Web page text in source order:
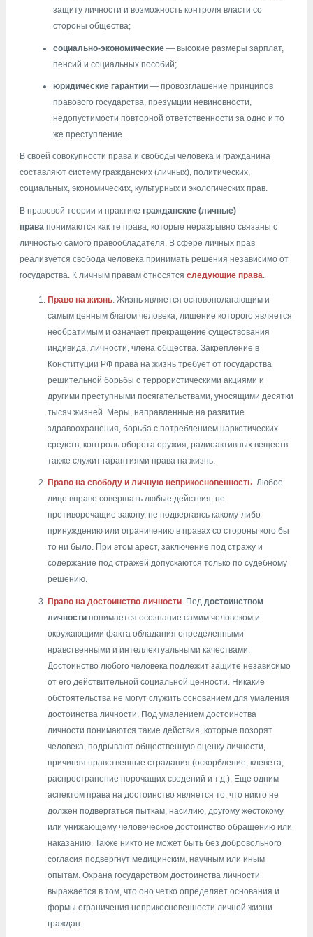
защиту личности и возможность контроля власти со
стороны общества;
социально-экономические — высокие размеры зарплат,
пенсий и социальных пособий;
юридические гарантии — провозглашение принципов
правового государства, презумции невиновности,
недопустимости повторной ответственности за одно и то
же преступление.
В своей совокупности права и свободы человека и гражданина
составляют систему гражданских (личных), политических,
социальных, экономических, культурных и экологических прав.
В правовой теории и практике гражданские (личные)
права понимаются как те права, которые неразрывно связаны с
личностью самого правообладателя. В сфере личных прав
реализуется свобода человека принимать решения независимо от
государства. К личным правам относятся следующие права.
Право на жизнь. Жизнь является основополагающим и
самым ценным благом человека, лишение которого является
необратимым и означает прекращение существования
индивида, личности, члена общества. Закрепление в
Конституции РФ права на жизнь требует от государства
решительной борьбы с террористическими акциями и
другими преступными посягательствами, уносящими десятки
тысяч жизней. Меры, направленные на развитие
здравоохранения, борьба с потреблением наркотических
средств, контроль оборота оружия, радиоактивных веществ
также служит гарантиями права на жизнь.
Право на свободу и личную неприкосновенность. Любое
лицо вправе совершать любые действия, не
противоречащие закону, не подвергаясь какому-либо
принуждению или ограничению в правах со стороны кого бы
то ни было. При этом арест, заключение под стражу и
содержание под стражей допускаются только по судебному
решению.
Право на достоинство личности . Под достоинством
личности понимается осознание самим человеком и
окружающими факта обладания определенными
нравственными и интеллектуальными качествами.
Достоинство любого человека подлежит защите независимо
от его действительной социальной ценности. Никакие
обстоятельства не могут служить основанием для умаления
достоинства личности. Под умалением достоинства
личности понимаются такие действия, которые позорят
человека, подрывают общественную оценку личности,
причиняя нравственные страдания (оскорбление, клевета,
распространение порочащих сведений и т.д.). Еще одним
аспектом права на достоинство является то, что никто не
должен подвергаться пыткам, насилию, другому жестокому
или унижающему человеческое достоинство обращению или
наказанию. Также никто не может быть без добровольного
согласия подвергнут медицинским, научным или иным
опытам. Охрана государством достоинства личности
выражается в том, что оно четко определяет основания и
формы ограничения неприкосновенности личной жизни
граждан.